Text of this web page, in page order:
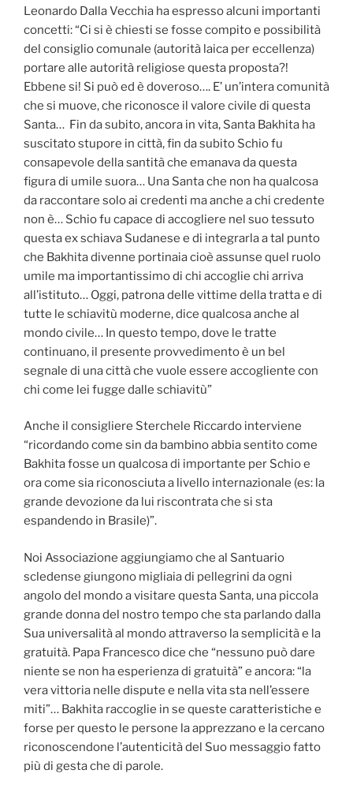
Leonardo Dalla Vecchia ha espresso alcuni importanti
concetti: “Ci si è chiesti se fosse compito e possibilità
del consiglio comunale (autorità laica per eccellenza)
portare alle autorità religiose questa proposta?!
Ebbene si! Si può ed è doveroso…. E’ un’intera comunità
che si muove, che riconosce il valore civile di questa
Santa… Fin da subito, ancora in vita, Santa Bakhita ha
suscitato stupore in città, fin da subito Schio fu
consapevole della santità che emanava da questa
figura di umile suora… Una Santa che non ha qualcosa
da raccontare solo ai credenti ma anche a chi credente
non è… Schio fu capace di accogliere nel suo tessuto
questa ex schiava Sudanese e di integrarla a tal punto
che Bakhita divenne portinaia cioè assunse quel ruolo
umile ma importantissimo di chi accoglie chi arriva
all’istituto… Oggi, patrona delle vittime della tratta e di
tutte le schiavitù moderne, dice qualcosa anche al
mondo civile… In questo tempo, dove le tratte
continuano, il presente provvedimento è un bel
segnale di una città che vuole essere accogliente con
chi come lei fugge dalle schiavitù”
Anche il consigliere Sterchele Riccardo interviene
“ricordando come sin da bambino abbia sentito come
Bakhita fosse un qualcosa di importante per Schio e
ora come sia riconosciuta a livello internazionale (es: la
grande devozione da lui riscontrata che si sta
espandendo in Brasile)”.
Noi Associazione aggiungiamo che al Santuario
scledense giungono migliaia di pellegrini da ogni
angolo del mondo a visitare questa Santa, una piccola
grande donna del nostro tempo che sta parlando dalla
Sua universalità al mondo attraverso la semplicità e la
gratuità. Papa Francesco dice che “nessuno può dare
niente se non ha esperienza di gratuità” e ancora: “la
vera vittoria nelle dispute e nella vita sta nell’essere
miti”… Bakhita raccoglie in se queste caratteristiche e
forse per questo le persone la apprezzano e la cercano
riconoscendone l’autenticità del Suo messaggio fatto
più di gesta che di parole.